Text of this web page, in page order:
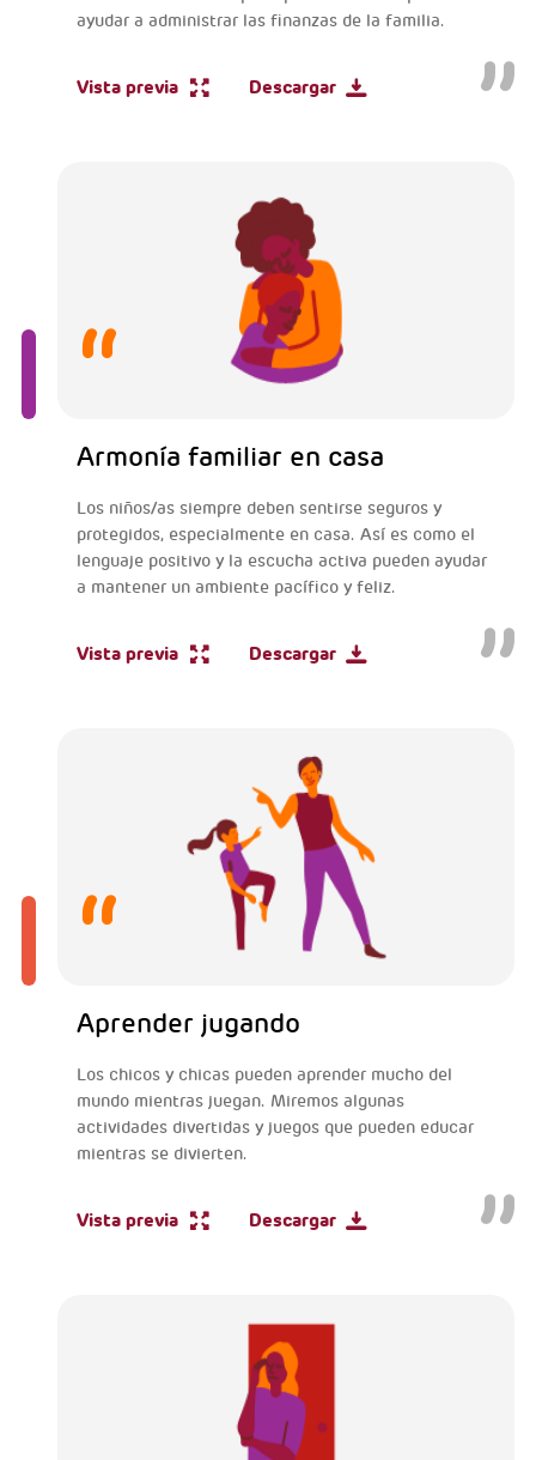
ayudar a administrar las finanzas de la familia.
Vista previa Descargar
Armonía familiar en casa
Los niños/as siempre deben sentirse seguros y
protegidos, especialmente en casa. Así es como el
lenguaje positivo y la escucha activa pueden ayudar
a mantener un ambiente pacífico y feliz.
Vista previa Descargar
Aprender jugando
Los chicos y chicas pueden aprender mucho del
mundo mientras juegan. Miremos algunas
actividades divertidas y juegos que pueden educar
mientras se divierten.
Vista previa Descargar